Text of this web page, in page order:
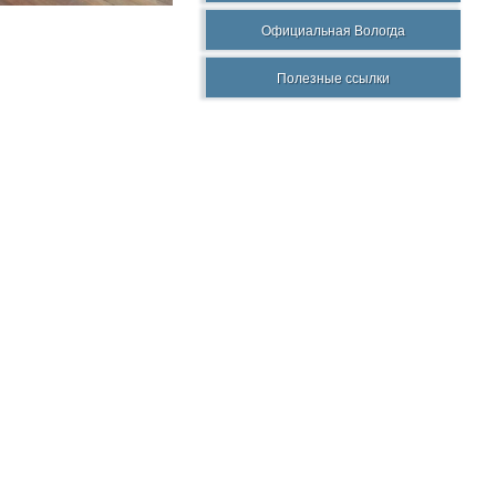
Официальная Вологда
Полезные ссылки